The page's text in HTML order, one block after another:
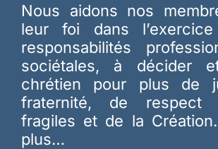
Nous aidons nos
leur foi dans
responsabilités
sociétales, à décider
chrétien pour plus de
fraternité, de respect
fragiles et de la Création.
plus…